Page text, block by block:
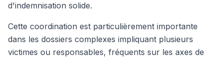
d'indemnisation solide.
Cette coordination est particulièrement importante
dans les dossiers complexes impliquant plusieurs
victimes ou responsables, fréquents sur les axes de